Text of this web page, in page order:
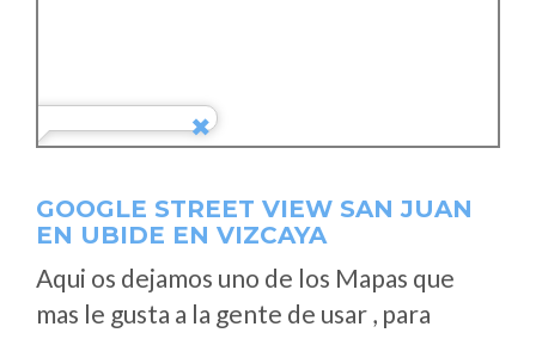
GOOGLE STREET VIEW SAN JUAN
EN UBIDE EN VIZCAYA
Aqui os dejamos uno de los Mapas que
mas le gusta a la gente de usar , para